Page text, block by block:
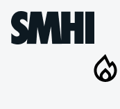
Hoppa till sidans